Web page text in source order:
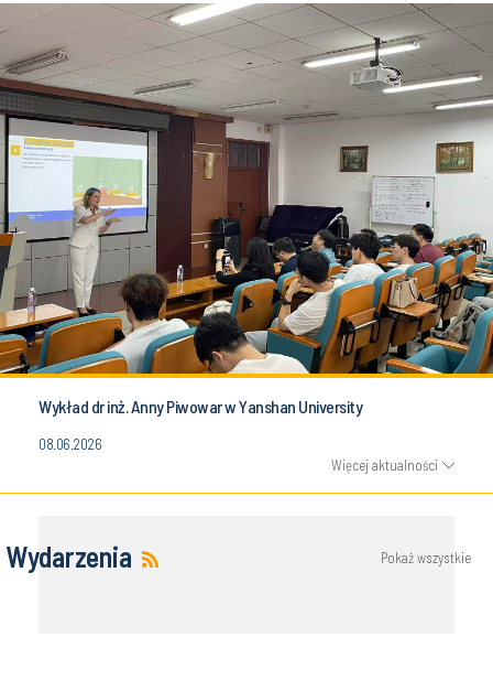
Wykład dr inż. Anny Piwowar w Yanshan University
08.06.2026
Więcej aktualności
Wydarzenia Pokaż wszystkie